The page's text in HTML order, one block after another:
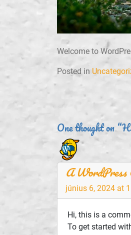
Welcome to
Posted in
Bejegyzés
navigáció
One thought on
A WordPress
június 6, 2024 at
Hi, this is a
To get started